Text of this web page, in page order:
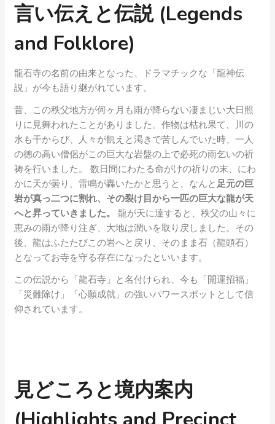
言い伝えと伝説 (Legends
and Folklore)
龍石寺の名前の由来となった、ドラマチックな「龍神伝
説」が今も語り継がれています。
昔、この秩父地方が何ヶ月も雨が降らない凄まじい大日照
りに見舞われたことがありました。作物は枯れ果て、川の
水も干からび、人々が飢えと渇きで苦しんでいた時、一人
の徳の高い僧侶がこの巨大な岩盤の上で必死の雨乞いの祈
祷を行いました。 数日間にわたる命がけの祈りの末、にわ
かに天が曇り、雷鳴が轟いたかと思うと、なんと足元の巨
岩が真っ二つに割れ、その裂け目から一匹の巨大な龍が天
へと昇っていきました。
龍が天に達すると、秩父の山々に
恵みの雨が降り注ぎ、大地は潤いを取り戻しました。その
後、龍はふたたびこの岩へと戻り、そのまま石（龍頭石）
となってお寺を守る存在になったといいます。
この伝説から「龍石寺」と名付けられ、今も「開運招福」
「災難除け」「心願成就」の強いパワースポットとして信
仰されています。
見どころと境内案内